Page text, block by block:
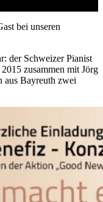
bei unseren
der Schweizer Pianist
zusammen mit Jörg
aus Bayreuth zwei